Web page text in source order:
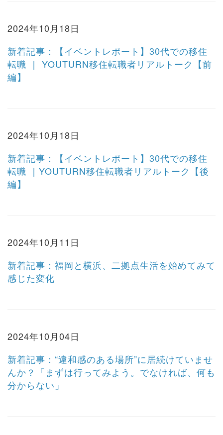
2024年10月18日
新着記事：【イベントレポート】30代での移住
転職 ｜ YOUTURN移住転職者リアルトーク【前
編】
2024年10月18日
新着記事：【イベントレポート】30代での移住
転職 ｜YOUTURN移住転職者リアルトーク【後
編】
2024年10月11日
新着記事：福岡と横浜、二拠点生活を始めてみて
感じた変化
2024年10月04日
新着記事：“違和感のある場所”に居続けていませ
んか？「まずは行ってみよう。でなければ、何も
分からない」